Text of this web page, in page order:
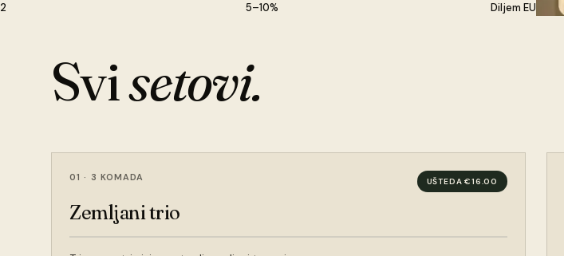
2 5–10% Diljem EU
Svisetovi.
01 · 3 KOMADA UŠTEDA €16.00
Zemljani trio